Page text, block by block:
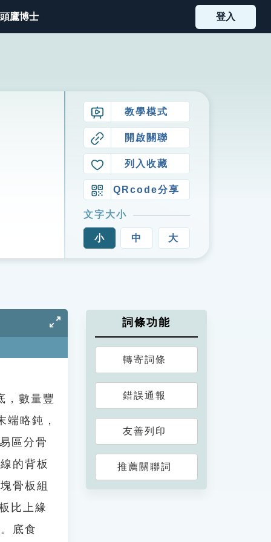
鷹博士 登入
教學模式
開啟關聯
列入收藏
QRcode分享
文字大小
小 中 大
，數量豐
略鈍，
區分骨
的背板
骨板組
比上緣
底食
詞條功能
轉寄詞條
錯誤通報
友善列印
推薦關聯詞